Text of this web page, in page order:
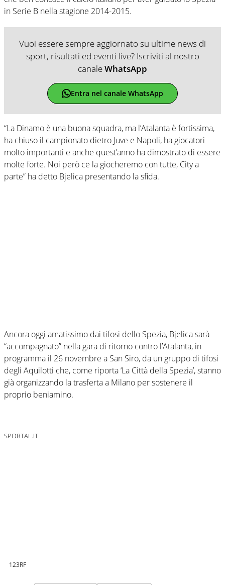
in Serie B nella stagione 2014-2015.
Vuoi essere sempre aggiornato su ultime news di
sport, risultati ed eventi live? Iscriviti al nostro
canaleWhatsApp
Entra nel canale WhatsApp
“La Dinamo è una buona squadra, ma l’Atalanta è fortissima,
ha chiuso il campionato dietro Juve e Napoli, ha giocatori
molto importanti e anche quest’anno ha dimostrato di essere
molte forte. Noi però ce la giocheremo con tutte, City a
parte” ha detto Bjelica presentando la sfida.
Ancora oggi amatissimo dai tifosi dello Spezia, Bjelica sarà
“accompagnato” nella gara di ritorno contro l’Atalanta, in
programma il 26 novembre a San Siro, da un gruppo di tifosi
degli Aquilotti che, come riporta ‘La Città della Spezia’, stanno
già organizzando la trasferta a Milano per sostenere il
proprio beniamino.
SPORTAL.IT
123RF